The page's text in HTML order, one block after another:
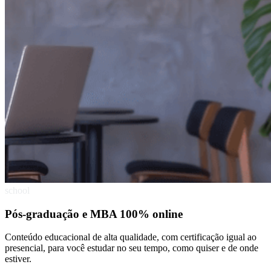
Pós-graduação e MBA 100% online
Conteúdo educacional de alta qualidade, com certificação igual ao
presencial, para você estudar no seu tempo, como quiser e de onde
estiver.